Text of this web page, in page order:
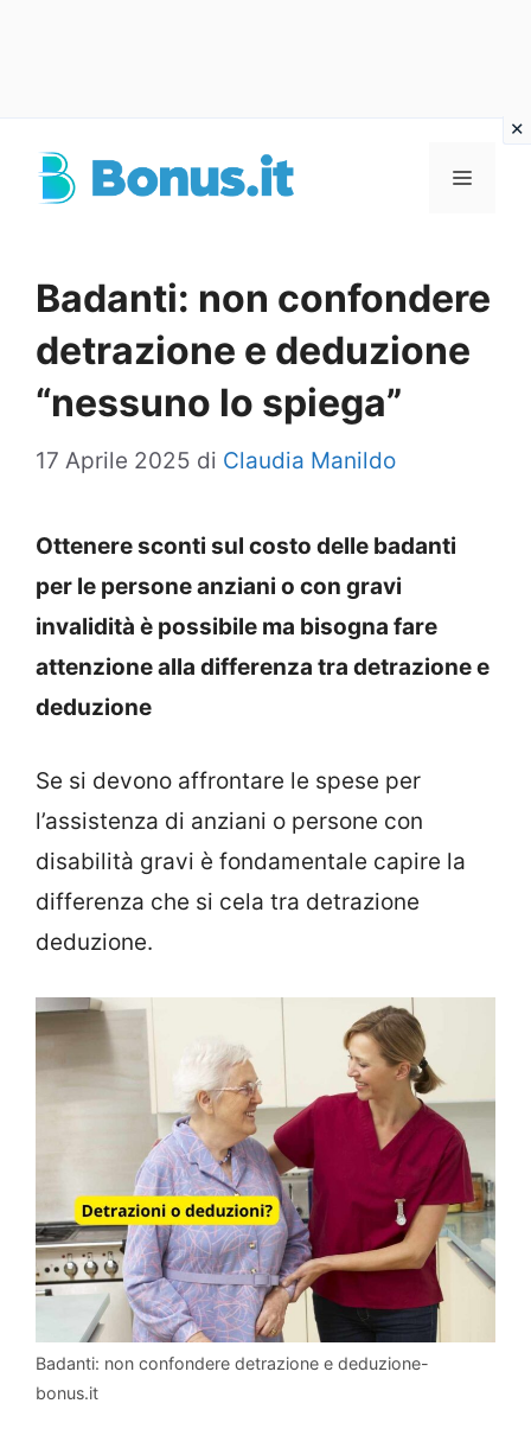
Menu
Badanti: non confondere
detrazione e deduzione
“nessuno lo spiega”
17 Aprile 2025 di Claudia Manildo
Ottenere sconti sul costo delle badanti
per le persone anziani o con gravi
invalidità è possibile ma bisogna fare
attenzione alla differenza tra detrazione e
deduzione
Se si devono affrontare le spese per
l’assistenza di anziani o persone con
disabilità gravi è fondamentale capire la
differenza che si cela tra detrazione
deduzione.
Badanti: non confondere detrazione e deduzione-
bonus.it